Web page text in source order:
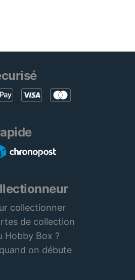
collectionner
de collection
Hobby Box ?
on débute